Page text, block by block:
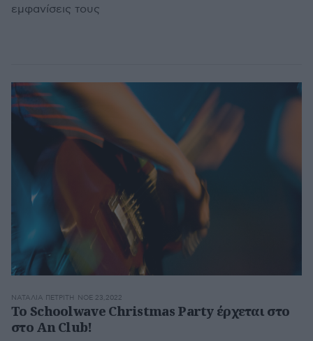
εμφανίσεις τους
ΝΑΤΑΛΊΑ ΠΕΤΡΊΤΗ ΝΟΕ 23,2022
Το Schoolwave Christmas Party έρχεται στο
στο An Club!